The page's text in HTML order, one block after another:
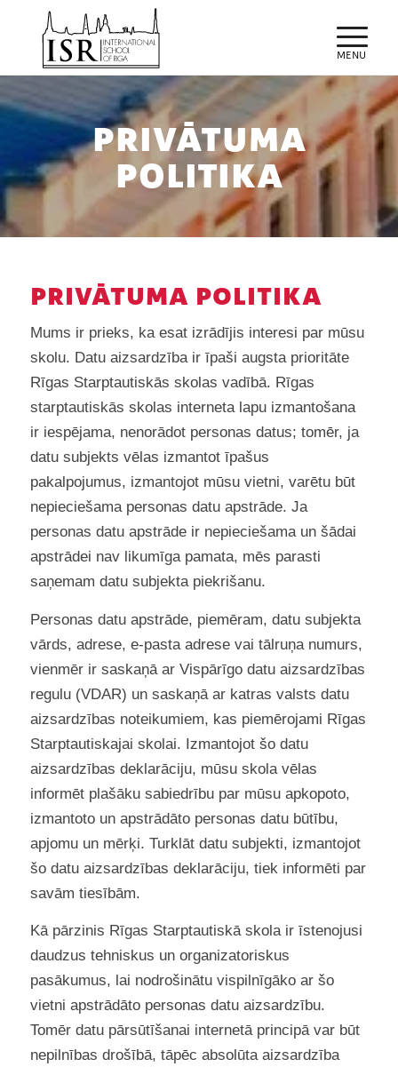
PRIVĀTUMA
POLITIKA
PRIVĀTUMA POLITIKA
Mums ir prieks, ka esat izrādījis interesi par mūsu
skolu. Datu aizsardzība ir īpaši augsta prioritāte
Rīgas Starptautiskās skolas vadībā. Rīgas
starptautiskās skolas interneta lapu izmantošana
ir iespējama, nenorādot personas datus; tomēr, ja
datu subjekts vēlas izmantot īpašus
pakalpojumus, izmantojot mūsu vietni, varētu būt
nepieciešama personas datu apstrāde. Ja
personas datu apstrāde ir nepieciešama un šādai
apstrādei nav likumīga pamata, mēs parasti
saņemam datu subjekta piekrišanu.
Personas datu apstrāde, piemēram, datu subjekta
vārds, adrese, e-pasta adrese vai tālruņa numurs,
vienmēr ir saskaņā ar Vispārīgo datu aizsardzības
regulu (VDAR) un saskaņā ar katras valsts datu
aizsardzības noteikumiem, kas piemērojami Rīgas
Starptautiskajai skolai. Izmantojot šo datu
aizsardzības deklarāciju, mūsu skola vēlas
informēt plašāku sabiedrību par mūsu apkopoto,
izmantoto un apstrādāto personas datu būtību,
apjomu un mērķi. Turklāt datu subjekti, izmantojot
šo datu aizsardzības deklarāciju, tiek informēti par
savām tiesībām.
Kā pārzinis Rīgas Starptautiskā skola ir īstenojusi
daudzus tehniskus un organizatoriskus
pasākumus, lai nodrošinātu vispilnīgāko ar šo
vietni apstrādāto personas datu aizsardzību.
Tomēr datu pārsūtīšanai internetā principā var būt
nepilnības drošībā, tāpēc absolūta aizsardzība